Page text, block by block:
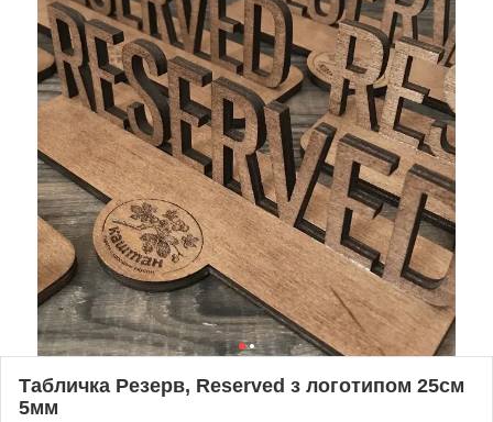
Табличка Резерв, Reserved з логотипом 25см
5мм